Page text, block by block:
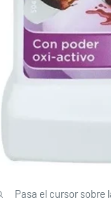
Pasa el cursor sobre